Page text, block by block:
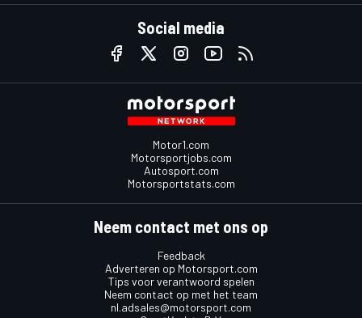
Social media
Motor1.com
Motorsportjobs.com
Autosport.com
Motorsportstats.com
Neem contact met ons op
Feedback
Adverteren op Motorsport.com
Tips voor verantwoord spelen
Neem contact op met het team
nl.adsales@motorsport.com